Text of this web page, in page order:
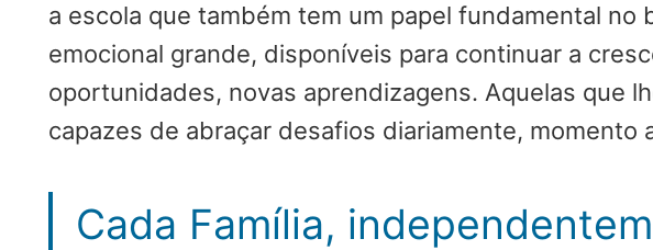
a escola que também tem um papel fundamental no
emocional grande, disponíveis para continuar a
oportunidades, novas aprendizagens. Aquelas que
capazes de abraçar desafios diariamente, momento
Cada Família,